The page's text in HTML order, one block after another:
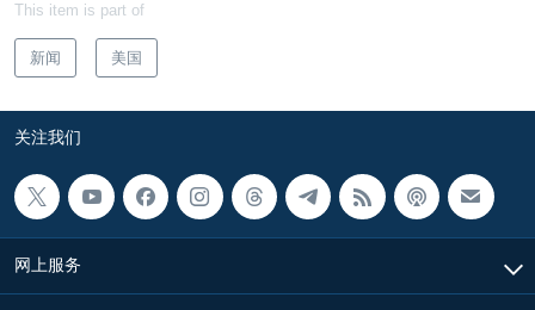
重要讲话与声明
南中国海争端
关注西藏
关注新疆
GEN Z 看美国
This item is part of
新闻 美国
关注我们
网上服务